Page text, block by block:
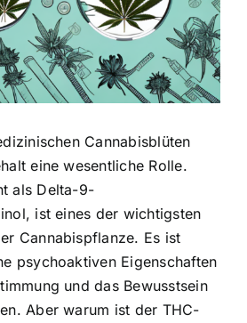
Cannabisblüten
eine wesentliche Rolle.
als Delta-9-
ist eines der wichtigsten
Cannabispflanze. Es ist
psychoaktiven Eigenschaften
und das Bewusstsein
Aber warum ist der THC-